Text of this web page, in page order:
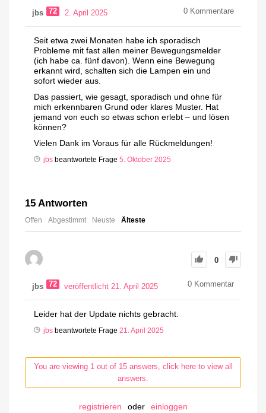
jbs 72 2. April 2025 0 Kommentare
Seit etwa zwei Monaten habe ich sporadisch
Probleme mit fast allen meiner Bewegungsmelder
(ich habe ca. fünf davon). Wenn eine Bewegung
erkannt wird, schalten sich die Lampen ein und
sofort wieder aus.
Das passiert, wie gesagt, sporadisch und ohne für
mich erkennbaren Grund oder klares Muster. Hat
jemand von euch so etwas schon erlebt – und lösen
können?
Vielen Dank im Voraus für alle Rückmeldungen!
jbs beantwortete Frage 5. Oktober 2025
15 Antworten
Offen Abgestimmt Neuste Älteste
0
jbs 72 veröffentlicht 21. April 2025 0 Kommentar
Leider hat der Update nichts gebracht.
jbs beantwortete Frage 21. April 2025
You are viewing 1 out of 15 answers, click here to view all
answers.
registrieren oder einloggen